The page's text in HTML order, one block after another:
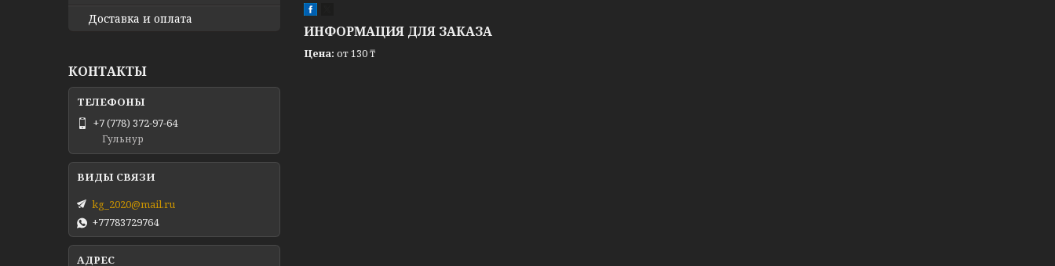
ИНФОРМАЦИЯ ДЛЯ ЗАКАЗА
Цена: от 130 ₸
Доставка и оплата
КОНТАКТЫ
+7 (778) 372-97-64
Гульнур
kg_2020@mail.ru
+77783729764